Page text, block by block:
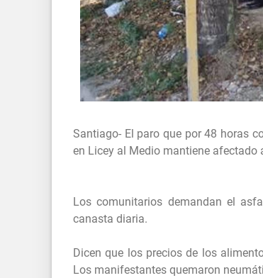
Santiago- El paro que por 48 horas
en Licey al Medio mantiene afectado
Los comunitarios demandan el
canasta diaria.
Dicen que los precios de los
Los manifestantes quemaron